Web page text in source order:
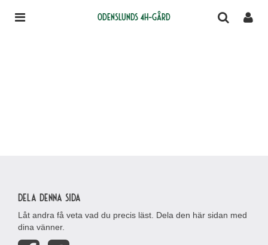
Odenslunds 4H-gård
Dela denna sida
Låt andra få veta vad du precis läst. Dela den här sidan med
dina vänner.